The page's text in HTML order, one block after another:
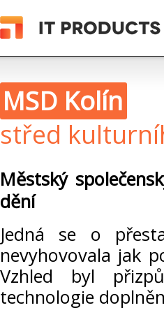
MSD Kolín
střed
Městský
dění
Jedná se o
nevyhovovala jak
Vzhled byl
technologie